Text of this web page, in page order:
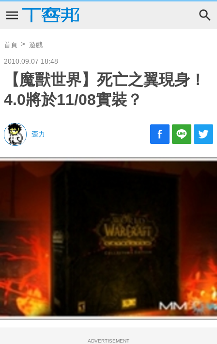
首頁 遊戲
2010.09.07 18:48
【魔獸世界】死亡之翼現身！
4.0將於11/08實裝？
歪力
ADVERTISEMENT